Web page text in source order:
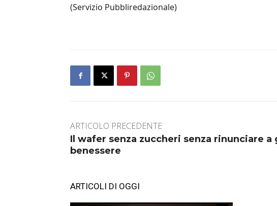
(Servizio Pubbliredazionale)
ARTICOLO PRECEDENTE
Il wafer senza zuccheri senza rinunciare a
benessere
ARTICOLI DI OGGI